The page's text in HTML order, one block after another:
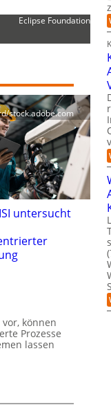
Eclipse Foundation
stock.adobe.com
untersucht
können
Prozesse
lassen